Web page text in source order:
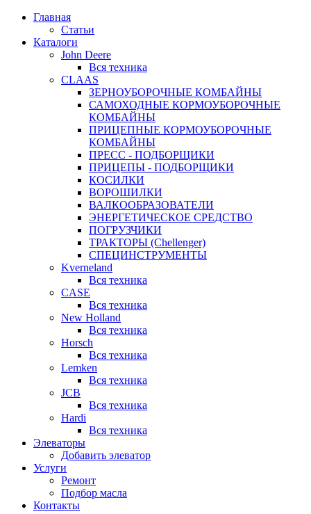
Главная
Статьи
Каталоги
John Deere
Вся техника
CLAAS
ЗЕРНОУБОРОЧНЫЕ КОМБАЙНЫ
САМОХОДНЫЕ КОРМОУБОРОЧНЫЕ
КОМБАЙНЫ
ПРИЦЕПНЫЕ КОРМОУБОРОЧНЫЕ
КОМБАЙНЫ
ПРЕСС - ПОДБОРЩИКИ
ПРИЦЕПЫ - ПОДБОРЩИКИ
КОСИЛКИ
ВОРОШИЛКИ
ВАЛКООБРАЗОВАТЕЛИ
ЭНЕРГЕТИЧЕСКОЕ СРЕДСТВО
ПОГРУЗЧИКИ
ТРАКТОРЫ (Chellenger)
СПЕЦИНСТРУМЕНТЫ
Kverneland
Вся техника
CASE
Вся техника
New Holland
Вся техника
Horsch
Вся техника
Lemken
Вся техника
JCB
Вся техника
Hardi
Вся техника
Элеваторы
Добавить элеватор
Услуги
Ремонт
Подбор масла
Контакты